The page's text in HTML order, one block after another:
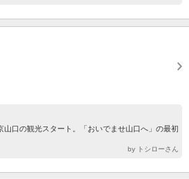
山口の観光スタート。「おいでませ山口へ」の最初
by トシローさん